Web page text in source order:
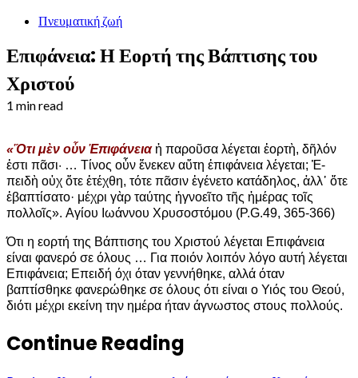
Πνευματική ζωή
Επιφάνεια: Η Εορτή της Βάπτισης του
Χριστού
1 min read
«Ὅτι μὲν οὖν Ἐπιφάνειαἡ παροῦσα λέγεται ἑορτὴ, δῆλόν
ἐστι πᾶσι· … Τίνος οὖν ἕνεκεν αὕτη ἐπιφάνεια λέγεται; Ἐ­
πειδὴ οὐχ ὅτε ἐτέχθη, τότε πᾶσιν ἐγένετο κατάδηλος, ἀλλ᾽ ὅτε
ἐβαπτίσατο· μέχρι γὰρ ταύτης ἠγνοεῖτο τῆς ἡμέρας τοῖς
πολλοῖς». Αγίου Ιωάννου Χρυσοστόμου (P.G.49, 365-366)
Ότι η εορτή της Βάπτισης του Χριστού λέγεται Επιφάνεια
είναι φανερό σε όλους … Για ποιόν λοιπόν λόγο αυτή λέγεται
Επιφάνεια; Επειδή όχι όταν γεννήθηκε, αλλά όταν
βαπτίσθηκε φανερώθηκε σε όλους ότι είναι ο Υιός του Θεού,
διότι μέχρι εκείνη την ημέρα ήταν άγνωστος στους πολλούς.
Continue Reading